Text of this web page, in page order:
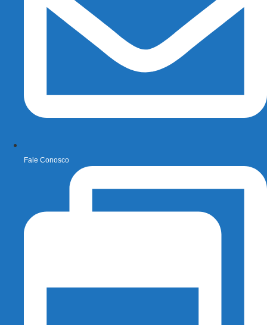
Fale Conosco